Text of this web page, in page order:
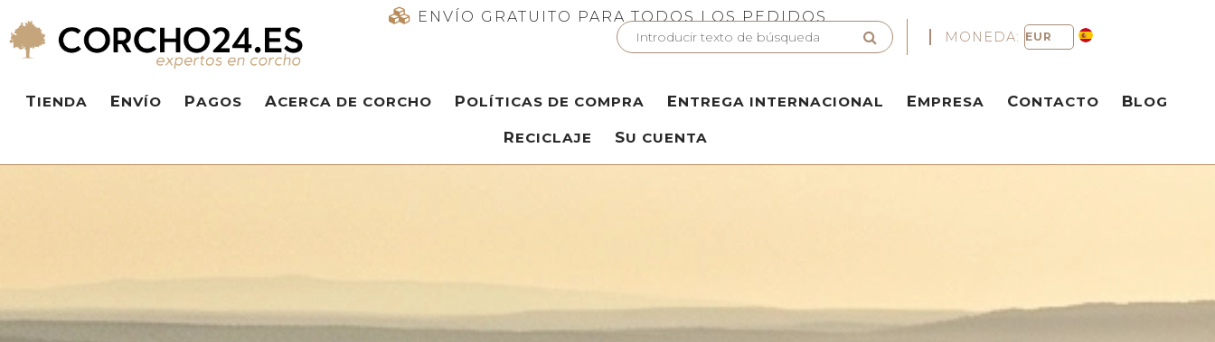
ENVÍO GRATUITO PARA TODOS LOS PEDIDOS
MONEDA:
TIENDA ENVÍO PAGOS ACERCA DE CORCHO POLÍTICAS DE COMPRA ENTREGA INTERNACIONAL EMPRESA CONTACTO BLOG
RECICLAJE SU CUENTA